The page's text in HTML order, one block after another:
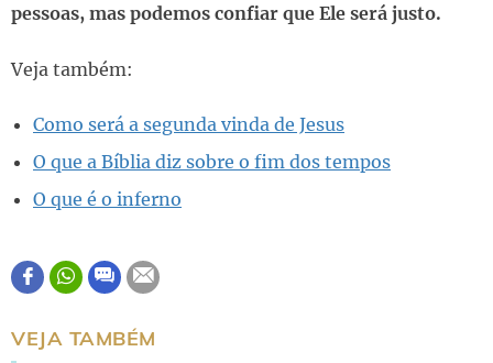
pessoas, mas podemos confiar que Ele será justo.
Veja também:
Como será a segunda vinda de Jesus
O que a Bíblia diz sobre o fim dos tempos
O que é o inferno
VEJA TAMBÉM